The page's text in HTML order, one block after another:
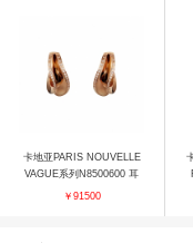
卡地亚PARIS NOUVELLE
VAGUE系列N8500600 耳
饰
￥91500